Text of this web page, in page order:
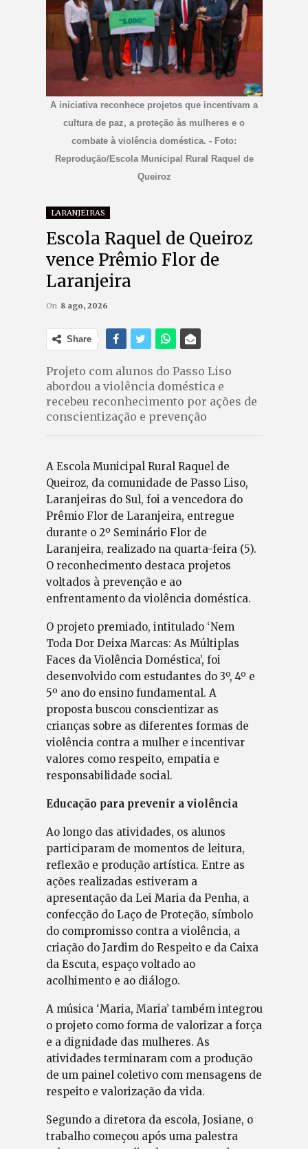
A iniciativa reconhece projetos que incentivam a
cultura de paz, a proteção às mulheres e o
combate à violência doméstica. - Foto:
Reprodução/Escola Municipal Rural Raquel de
Queiroz
LARANJEIRAS
Escola Raquel de Queiroz
vence Prêmio Flor de
Laranjeira
On 8 ago, 2026
Share
Projeto com alunos do Passo Liso
abordou a violência doméstica e
recebeu reconhecimento por ações de
conscientização e prevenção
A Escola Municipal Rural Raquel de
Queiroz, da comunidade de Passo Liso,
Laranjeiras do Sul, foi a vencedora do
Prêmio Flor de Laranjeira, entregue
durante o 2º Seminário Flor de
Laranjeira, realizado na quarta-feira (5).
O reconhecimento destaca projetos
voltados à prevenção e ao
enfrentamento da violência doméstica.
O projeto premiado, intitulado ‘Nem
Toda Dor Deixa Marcas: As Múltiplas
Faces da Violência Doméstica’, foi
desenvolvido com estudantes do 3º, 4º e
5º ano do ensino fundamental. A
proposta buscou conscientizar as
crianças sobre as diferentes formas de
violência contra a mulher e incentivar
valores como respeito, empatia e
responsabilidade social.
Educação para prevenir a violência
Ao longo das atividades, os alunos
participaram de momentos de leitura,
reflexão e produção artística. Entre as
ações realizadas estiveram a
apresentação da Lei Maria da Penha, a
confecção do Laço de Proteção, símbolo
do compromisso contra a violência, a
criação do Jardim do Respeito e da Caixa
da Escuta, espaço voltado ao
acolhimento e ao diálogo.
A música ‘Maria, Maria’ também integrou
o projeto como forma de valorizar a força
e a dignidade das mulheres. As
atividades terminaram com a produção
de um painel coletivo com mensagens de
respeito e valorização da vida.
Segundo a diretora da escola, Josiane, o
trabalho começou após uma palestra